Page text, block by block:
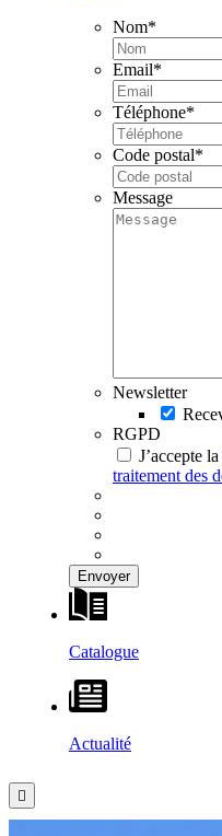
Nom*
Email*
Téléphone*
Code postal*
Message
Newsletter
RGPD
J’accepte la
traitement des
Catalogue
Actualité